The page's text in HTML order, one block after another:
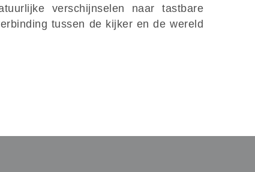
verschijnselen naar tastbare
tussen de kijker en de wereld